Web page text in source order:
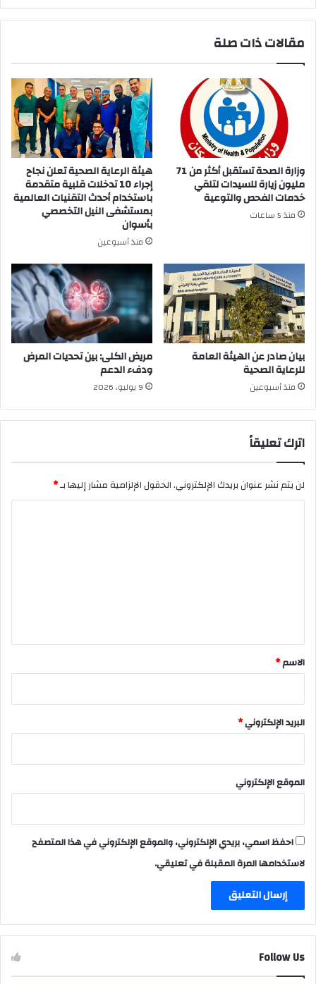
مقالات ذات صلة
وزارة الصحة تستقبل أكثر من 71
مليون زيارة للسيدات لتلقي
خدمات الفحص والتوعية
منذ 5 ساعات
هيئة الرعاية الصحية تعلن نجاح
إجراء 10 تدخلات قلبية متقدمة
باستخدام أحدث التقنيات العالمية
بمستشفى النيل التخصصي
بأسوان
منذ أسبوعين
بيان صادر عن الهيئة العامة
للرعاية الصحية
منذ أسبوعين
مريض الكلى: بين تحديات المرض
ودفء الدعم
9 يوليو، 2026
اترك تعليقاً
لن يتم نشر عنوان بريدك الإلكتروني.الحقول الإلزامية مشار إليها بـ*
*
الاسم*
البريد الإلكتروني*
الموقع الإلكتروني
احفظ اسمي، بريدي الإلكتروني، والموقع الإلكتروني في هذا المتصفح
لاستخدامها المرة المقبلة في تعليقي.
Follow Us